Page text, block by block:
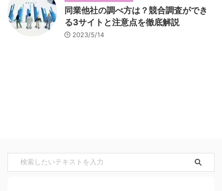
同業他社の調べ方は？競合調査ができ
る3サイトと注意点を徹底解説
2023/5/14